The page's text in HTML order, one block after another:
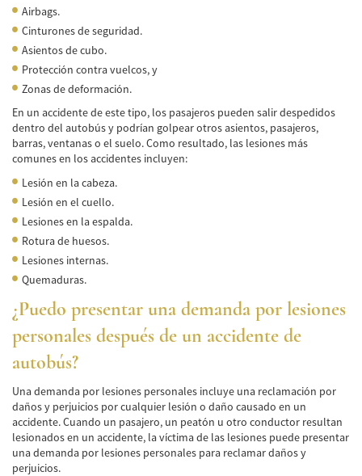
¿Qué se Debe Hacer Después de un
Hundimiento del techo del Automóvil
Negociando con los Agentes de Seguros
Accidentes de Autobús
Causas Comunes de Accidentes de
Autobús.
Estrategias para Ganar su Caso
Evidencia Requerida en Casos de Accidentes
de Autobús
Airbags.
Cinturones de seguridad.
Asientos de cubo.
Protección contra vuelcos, y
Zonas de deformación.
En un accidente de este tipo, los pasajeros pueden salir despedidos
dentro del autobús y podrían golpear otros asientos, pasajeros,
barras, ventanas o el suelo. Como resultado, las lesiones más
comunes en los accidentes incluyen:
Lesión en la cabeza.
Lesión en el cuello.
Lesiones en la espalda.
Rotura de huesos.
Lesiones internas.
Quemaduras.
¿Puedo presentar una demanda por lesiones
personales después de un accidente de
autobús?
Una demanda por lesiones personales incluye una reclamación por
daños y perjuicios por cualquier lesión o daño causado en un
accidente. Cuando un pasajero, un peatón u otro conductor resultan
lesionados en un accidente, la víctima de las lesiones puede presentar
una demanda por lesiones personales para reclamar daños y
perjuicios.